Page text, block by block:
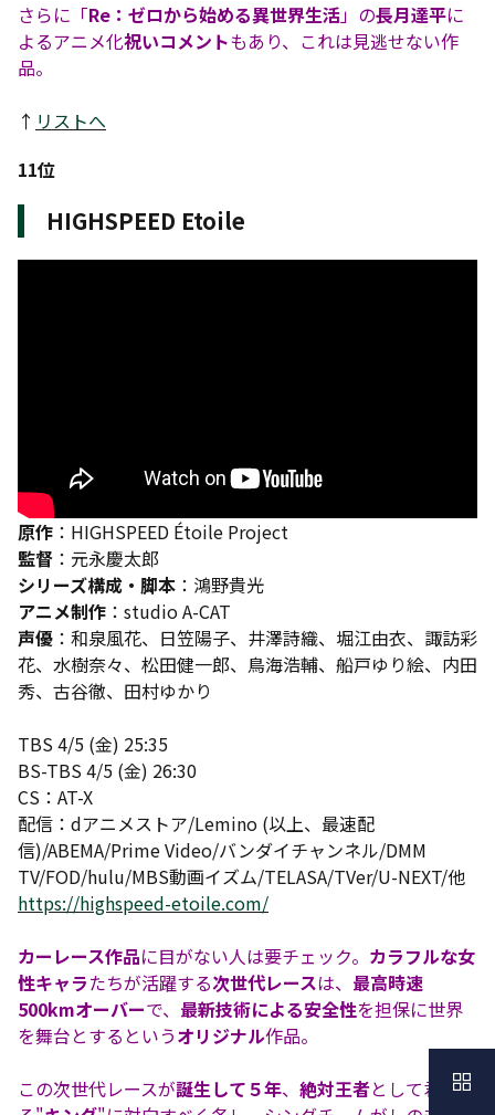
さらに「Re：ゼロから始める異世界生活」の長月達平に
よるアニメ化祝いコメントもあり、これは見逃せない作
品。
↑ リストへ
11位
HIGHSPEED Etoile
原作 ：HIGHSPEED Étoile Project
監督 ：元永慶太郎
シリーズ構成・脚本 ：鴻野貴光
アニメ制作 ：studio A-CAT
声優 ：和泉風花、日笠陽子、井澤詩織、堀江由衣、諏訪彩
花、水樹奈々、松田健一郎、鳥海浩輔、船戸ゆり絵、内田
秀、古谷徹、田村ゆかり
TBS 4/5 (金) 25:35
BS-TBS 4/5 (金) 26:30
CS：AT-X
配信：dアニメストア/Lemino (以上、最速配
信)/ABEMA/Prime Video/バンダイチャンネル/DMM
TV/FOD/hulu/MBS動画イズム/TELASA/TVer/U-NEXT/他
https://highspeed-etoile.com/
カーレース作品に目がない人は要チェック。 カラフルな女
性キャラたちが活躍する次世代レースは、 最高時速
500kmオーバーで、 最新技術による安全性を担保に世界
を舞台とするというオリジナル作品。
この次世代レースが誕生して５年、 絶対王者として君臨す